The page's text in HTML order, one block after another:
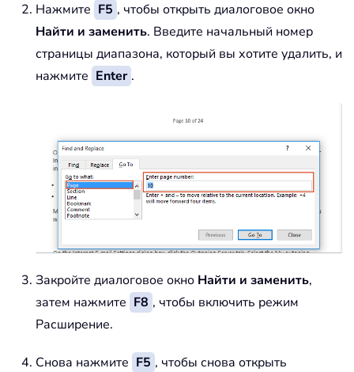
Нажмите F5 , чтобы открыть диалоговое окно
Найти и заменить. Введите начальный номер
страницы диапазона, который вы хотите удалить, и
нажмите Enter .
Закройте диалоговое окно Найти и заменить,
затем нажмите F8 , чтобы включить режим
Расширение.
Снова нажмите F5 , чтобы снова открыть